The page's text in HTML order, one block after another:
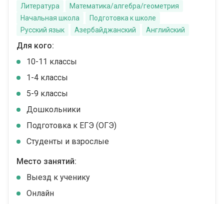
Литература
Математика/алгебра/геометрия
Начальная школа
Подготовка к школе
Русский язык
Азербайджанский Английский
Для кого:
10-11 классы
1-4 классы
5-9 классы
Дошкольники
Подготовка к ЕГЭ (ОГЭ)
Студенты и взрослые
Место занятий:
Выезд к ученику
Онлайн